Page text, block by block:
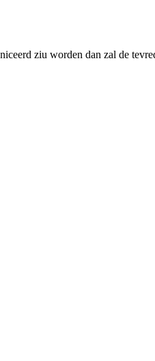
ziu worden dan zal de